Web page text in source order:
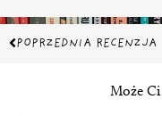
Prev
POPRZEDNIA RECENZJA
Może